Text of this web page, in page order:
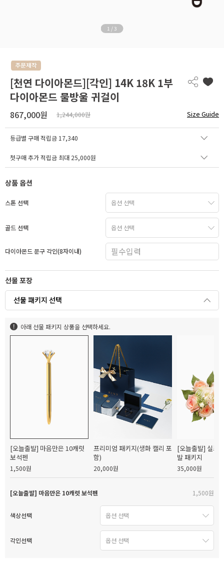
1 / 3
[천연 다이아몬드][각인] 14K 18K 1부
다이아몬드 물방울 귀걸이
867,000원 1,244,000원 Size Guide
등급별 구매 적립금 17,340
첫구매 추가 적립금 최대 25,000원
상품 옵션
스톤 선택
골드 선택
다이아몬드 문구 각인(8자이내)
선물 포장
선물 패키지 선택
아래 선물 패키지 상품을 선택하세요.
[오늘출발] 마음만은 10캐럿
보석펜
1,500원
프리미엄 패키지(생화 캘리 포
함)
20,000원
[오늘출발] 실크
발 패키지
35,000원
[오늘출발] 마음만은 10캐럿 보석펜 1,500원
색상선택
각인선택